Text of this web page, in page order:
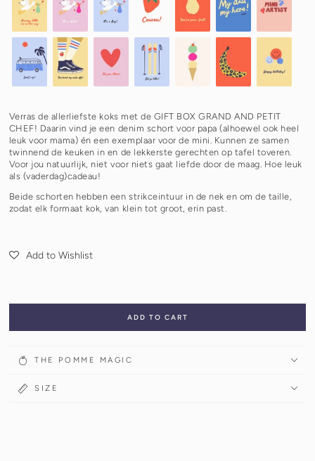
Verras de allerliefste koks met de GIFT BOX GRAND AND PETIT
CHEF! Daarin vind je een denim schort voor papa (alhoewel ook heel
leuk voor mama) én een exemplaar voor de mini. Kunnen ze samen
twinnend de keuken in en de lekkerste gerechten op tafel toveren.
Voor jou natuurlijk, niet voor niets gaat liefde door de maag. Hoe leuk
als (vaderdag)cadeau!
Beide schorten hebben een strikceintuur in de nek en om de taille,
zodat elk formaat kok, van klein tot groot, erin past.
Add to Wishlist
ADD TO CART
THE POMME MAGIC
SIZE